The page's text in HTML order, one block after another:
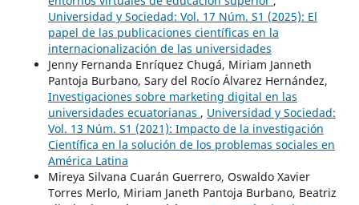
Universidad y Sociedad: Vol. 17 Núm. S1 (2025): El
papel de las publicaciones científicas en la
internacionalización de las universidades
Jenny Fernanda Enríquez Chugá, Miriam Janneth
Pantoja Burbano, Sary del Rocío Álvarez Hernández,
Investigaciones sobre marketing digital en las
universidades ecuatorianas , Universidad y Sociedad:
Vol. 13 Núm. S1 (2021): Impacto de la investigación
Científica en la solución de los problemas sociales en
América Latina
Mireya Silvana Cuarán Guerrero, Oswaldo Xavier
Torres Merlo, Miriam Janeth Pantoja Burbano, Beatriz